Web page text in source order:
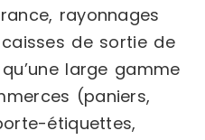
rayonnages
de sortie de
large gamme
(paniers,
étiquettes,